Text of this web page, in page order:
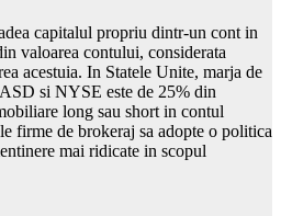
capitalul propriu dintr-un cont in
valoarea contului, considerata
acestuia. In Statele Unite, marja de
si NYSE este de 25% din
long sau short in contul
firme de brokeraj sa adopte o politica
mai ridicate in scopul